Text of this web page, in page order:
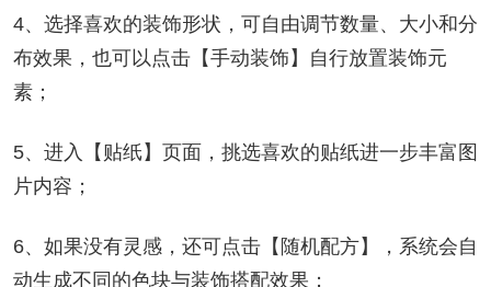
4、选择喜欢的装饰形状，可自由调节数量、大小和分
布效果，也可以点击【手动装饰】自行放置装饰元
素；
5、进入【贴纸】页面，挑选喜欢的贴纸进一步丰富图
片内容；
6、如果没有灵感，还可点击【随机配方】，系统会自
动生成不同的色块与装饰搭配效果；